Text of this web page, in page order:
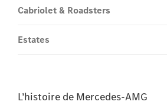
Cabriolet & Roadsters
Estates
L’histoire de Mercedes-AMG